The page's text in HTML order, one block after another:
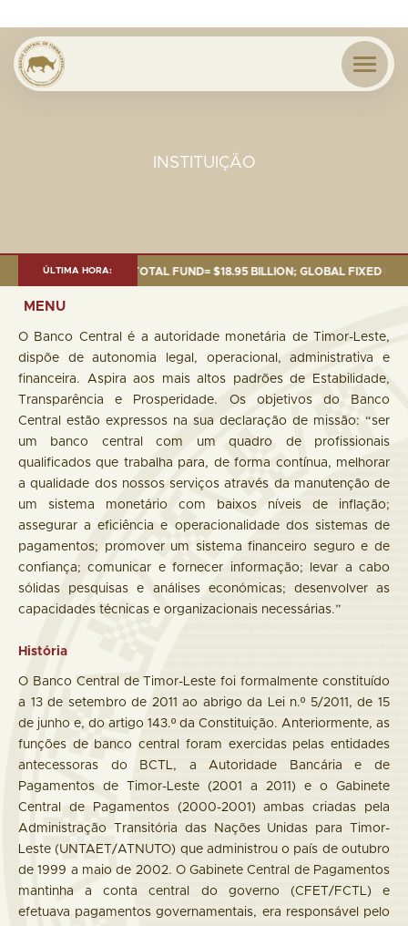
INSTITUIÇÃO
ÚLTIMA HORA:
OF 30 SEP. 2025: TOTAL FUND= $18.95 BILLION; GLOBAL FIXED
MENU
O Banco Central é a autoridade monetária de Timor-Leste,
dispõe de autonomia legal, operacional, administrativa e
financeira. Aspira aos mais altos padrões de Estabilidade,
Transparência e Prosperidade. Os objetivos do Banco
Central estão expressos na sua declaração de missão: “ser
um banco central com um quadro de profissionais
qualificados que trabalha para, de forma contínua, melhorar
a qualidade dos nossos serviços através da manutenção de
um sistema monetário com baixos níveis de inflação;
assegurar a eficiência e operacionalidade dos sistemas de
pagamentos; promover um sistema financeiro seguro e de
confiança; comunicar e fornecer informação; levar a cabo
sólidas pesquisas e análises económicas; desenvolver as
capacidades técnicas e organizacionais necessárias.”
História
O Banco Central de Timor-Leste foi formalmente constituído
a 13 de setembro de 2011 ao abrigo da Lei n.º 5/2011, de 15
de junho e, do artigo 143.º da Constituição. Anteriormente, as
funções de banco central foram exercidas pelas entidades
antecessoras do BCTL, a Autoridade Bancária e de
Pagamentos de Timor-Leste (2001 a 2011) e o Gabinete
Central de Pagamentos (2000-2001) ambas criadas pela
Administração Transitória das Nações Unidas para Timor-
Leste (UNTAET/ATNUTO) que administrou o país de outubro
de 1999 a maio de 2002. O Gabinete Central de Pagamentos
mantinha a conta central do governo (CFET/FCTL) e
efetuava pagamentos governamentais, era responsável pelo